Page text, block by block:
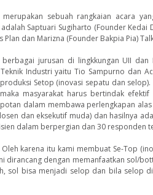
merupakan sebuah rangkaian acara
Saptuari Sugiharto (Founder Kedai
Plan dan Marizna (Founder Bakpia Pia)
jurusan di lingkkungan UII
Industri yaitu Tio Sampurno dan
Setop (inovasi sepatu dan
masyarakat harus bertindak
dalam membawa perlengkapan
dan eksekutif muda) dan hasilnya
dalam berpergian dan 30
karena itu kami membuat Se-Top
dirancang dengan memanfaatkan sol/
sol bisa menjadi selop dan bila selop